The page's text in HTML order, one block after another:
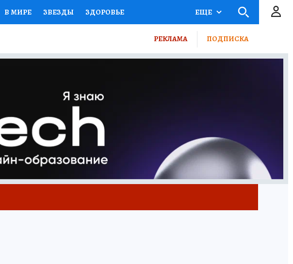
В МИРЕ ЗВЕЗДЫ ЗДОРОВЬЕ
ВЫБОР ЭКСПЕРТОВ
ПРОГНОЗЫ НА СПОРТ ПРОМОКОДЫ
ЕЩЕ
РЕКЛАМА ПОДПИСКА